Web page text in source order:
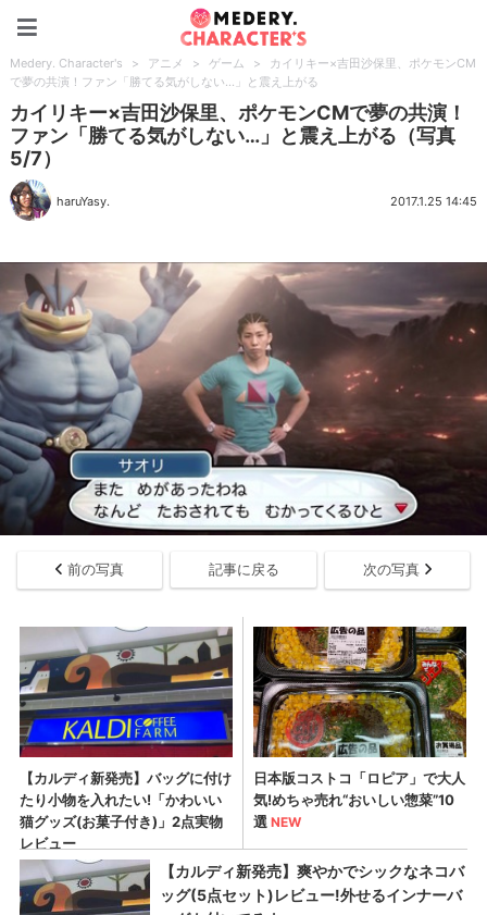
Medery. Character's > アニメ > ゲーム >
カイリキー×吉田沙保里、ポケモンCM
で夢の共演！ファン「勝てる気がしない…」と震え上がる
カイリキー×吉田沙保里、ポケモンCMで夢の共演！
ファン「勝てる気がしない…」と震え上がる（写真
5/7）
haruYasy. 2017.1.25 14:45
前の写真 記事に戻る 次の写真